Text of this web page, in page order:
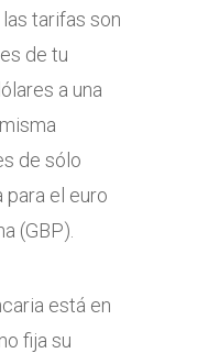
tarifas son
de tu
a una
de sólo
para el euro
(GBP).
está en
fija su